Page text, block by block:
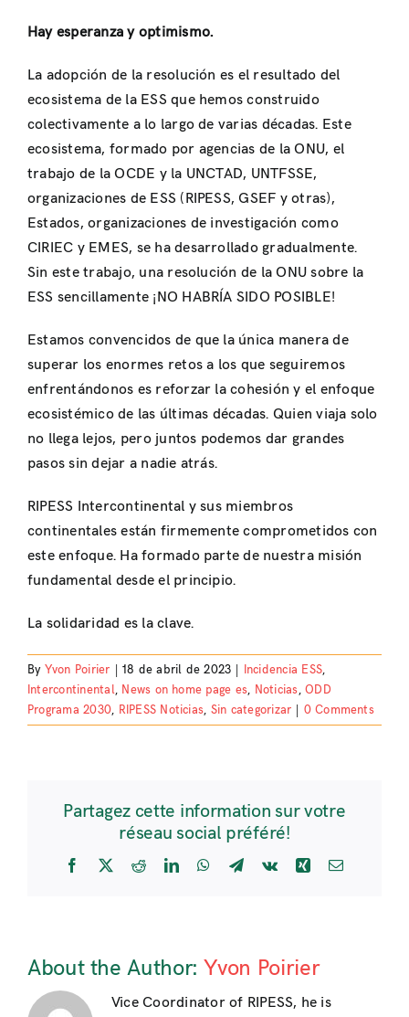
Hay esperanza y optimismo.
La adopción de la resolución es el resultado del
ecosistema de la ESS que hemos construido
colectivamente a lo largo de varias décadas. Este
ecosistema, formado por agencias de la ONU, el
trabajo de la OCDE y la UNCTAD, UNTFSSE,
organizaciones de ESS (RIPESS, GSEF y otras),
Estados, organizaciones de investigación como
CIRIEC y EMES, se ha desarrollado gradualmente.
Sin este trabajo, una resolución de la ONU sobre la
ESS sencillamente ¡NO HABRÍA SIDO POSIBLE!
Estamos convencidos de que la única manera de
superar los enormes retos a los que seguiremos
enfrentándonos es reforzar la cohesión y el enfoque
ecosistémico de las últimas décadas. Quien viaja solo
no llega lejos, pero juntos podemos dar grandes
pasos sin dejar a nadie atrás.
RIPESS Intercontinental y sus miembros
continentales están firmemente comprometidos con
este enfoque. Ha formado parte de nuestra misión
fundamental desde el principio.
La solidaridad es la clave.
By Yvon Poirier 18 de abril de 2023 Incidencia ESS,
Intercontinental, News on home page es, Noticias,ODD
Programa 2030, RIPESS Noticias, Sin categorizar 0 Comments
Partagez cette information sur votre
réseau social préféré!
Facebook
X RedditLinkedInWhatsApp
Telegram
Vk Xing Email
About the Author: Yvon Poirier
Vice Coordinator of RIPESS, he is